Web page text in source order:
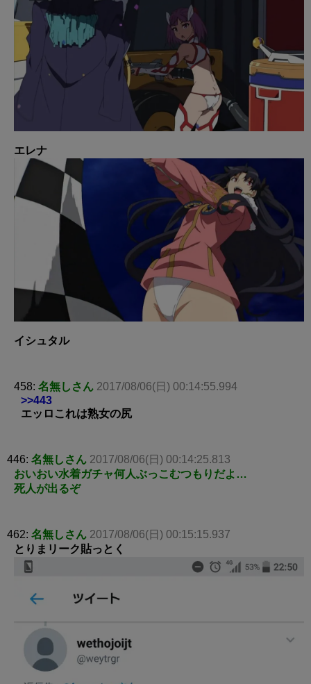
エレナ
イシュタル
458: 名無しさん 2017/08/06(日) 00:14:55.994
>>443
エッロこれは熟女の尻
446: 名無しさん 2017/08/06(日) 00:14:25.813
おいおい水着ガチャ何人ぶっこむつもりだよ…
死人が出るぞ
462: 名無しさん 2017/08/06(日) 00:15:15.937
とりまリーク貼っとく